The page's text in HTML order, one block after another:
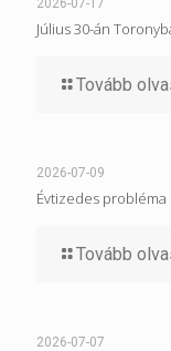
Július 30-án
Tovább
2026-07-09
Évtizedes
Tovább
2026-07-07